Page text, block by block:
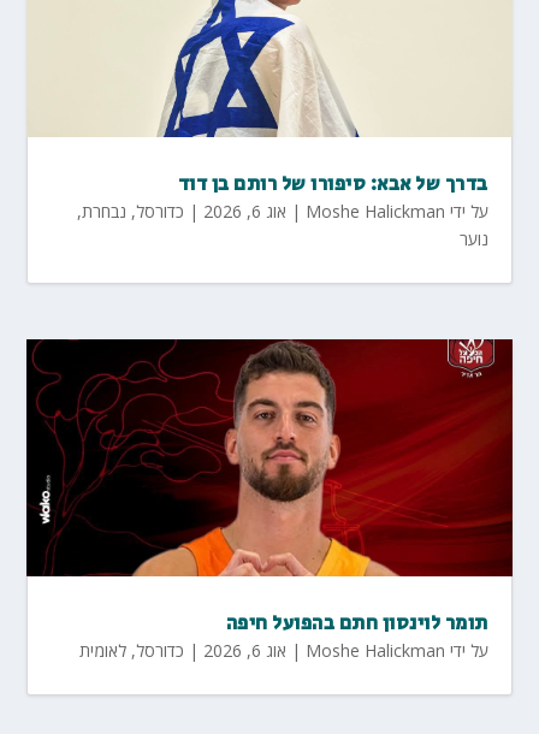
בדרך של אבא: סיפורו של רותם בן דוד
על ידי Moshe Halickman
| אוג 6, 2026 | כדורסל, נבחרת,
נוער
תומר לוינסון חתם בהפועל חיפה
על ידי Moshe Halickman
| אוג 6, 2026 | כדורסל,לאומית